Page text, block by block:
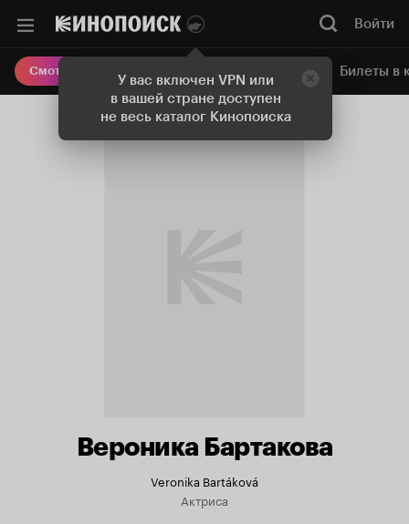
У вас включен VPN или
в вашей стране доступен
не весь каталог Кинопоиска
Войти
Смотреть кино Онлайн-кинотеатр Билеты в
Вероника Бартакова
Veronika Bartáková
Актриса